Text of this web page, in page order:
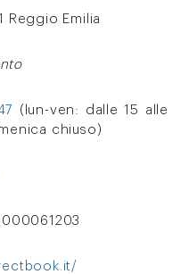
Reggio Emilia
(lun-ven: dalle 15 alle
chiuso)